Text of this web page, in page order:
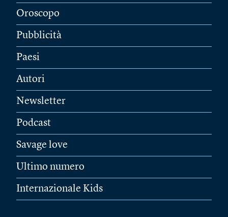
Oroscopo
Pubblicità
Paesi
Autori
Newsletter
Podcast
Savage love
Ultimo numero
Internazionale Kids